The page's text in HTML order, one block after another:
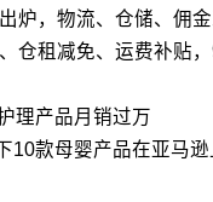
炉，物流、仓储、佣
仓租减免、运费补贴
理产品月销过万
10款母婴产品在亚马